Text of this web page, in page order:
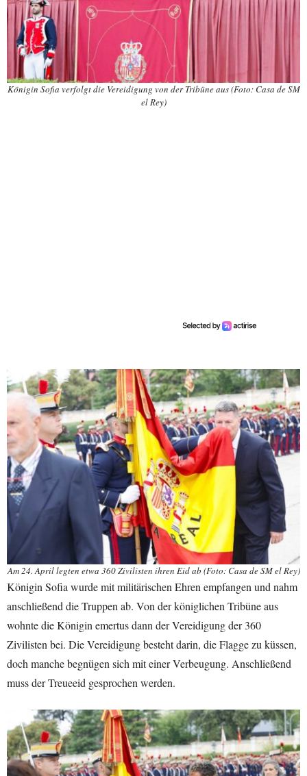
Königin Sofia verfolgt die Vereidigung von der Tribüne aus (Foto: Casa de SM
el Rey)
Am 24. April legten etwa 360 Zivilisten ihren Eid ab (Foto: Casa de SM el Rey)
Königin Sofia wurde mit militärischen Ehren empfangen und nahm
anschließend die Truppen ab. Von der königlichen Tribüne aus
wohnte die Königin emertus dann der Vereidigung der 360
Zivilisten bei. Die Vereidigung besteht darin, die Flagge zu küssen,
doch manche begnügen sich mit einer Verbeugung. Anschließend
muss der Treueeid gesprochen werden.